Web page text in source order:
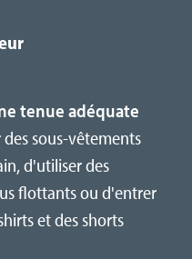
tenue adéquate
sous-vêtements
d'utiliser des
flottants ou d'entrer
et des shorts